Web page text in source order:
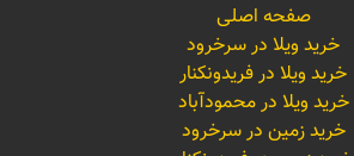
صفحه اصلی
خرید ویلا در سرخرود
خرید ویلا در فریدونکنار
خرید ویلا در محمودآباد
خرید زمین در سرخرود